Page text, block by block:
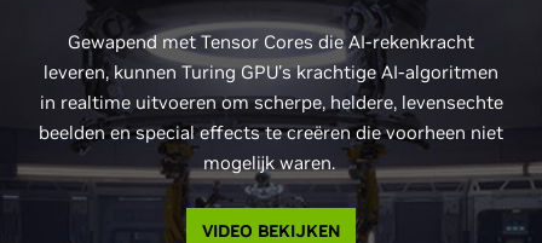
Gewapend met Tensor Cores die AI-rekenkracht
leveren, kunnen Turing GPU's krachtige AI-algoritmen
in realtime uitvoeren om scherpe, heldere, levensechte
beelden en special effects te creëren die voorheen niet
mogelijk waren.
VIDEO BEKIJKEN